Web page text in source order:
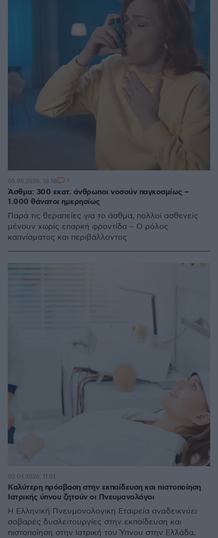
Άσθμα: 300 εκατ. άνθρωποι νοσούν παγκοσμίως –
1.000 θάνατοι ημερησίως
Παρά τις θεραπείες για το άσθμα, πολλοί ασθενείς
μένουν χωρίς επαρκή φροντίδα – Ο ρόλος
καπνίσματος και περιβάλλοντος
05.05.2026, 18:18 1
Καλύτερη πρόσβαση στην εκπαίδευση και πιστοποίηση
Ιατρικής ύπνου ζητούν οι Πνευμονολόγοι
Η Ελληνική Πνευμονολογική Εταιρεία αναδεικνύει
σοβαρές δυσλειτουργίες στην εκπαίδευση και
πιστοποίηση στην Ιατρική του Ύπνου στην Ελλάδα,
02.04.2026, 11:01